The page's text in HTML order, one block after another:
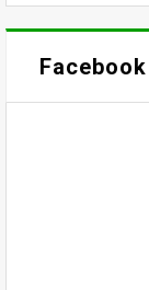
Facebook